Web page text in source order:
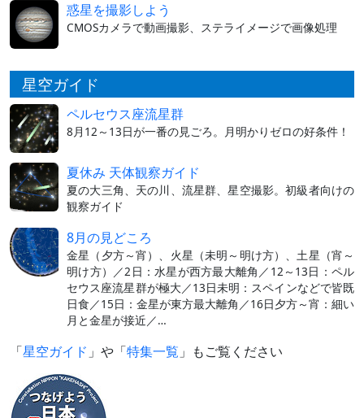
惑星を撮影しよう
CMOSカメラで動画撮影、ステライメージで画像処理
星空ガイド
ペルセウス座流星群
8月12～13日が一番の見ごろ。月明かりゼロの好条件！
夏休み 天体観察ガイド
夏の大三角、天の川、流星群、星空撮影。初級者向けの
観察ガイド
8月の見どころ
金星（夕方～宵）、火星（未明～明け方）、土星（宵～
明け方）／2日：水星が西方最大離角／12～13日：ペル
セウス座流星群が極大／13日未明：スペインなどで皆既
日食／15日：金星が東方最大離角／16日夕方～宵：細い
月と金星が接近／…
「星空ガイド 」や「特集一覧 」もご覧ください